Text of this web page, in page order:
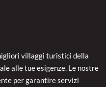
villaggi turistici della
alle tue esigenze. Le nostre
per garantire servizi